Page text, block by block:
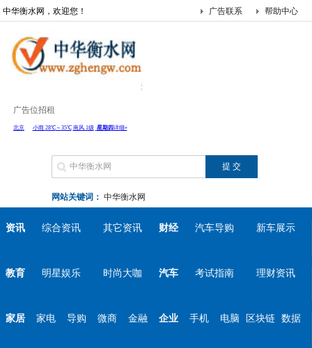
中华衡水网，欢迎您！ 帮助中心
广告联系
广告位招租
网站关键词： 中华衡水网
资讯 综合资讯 其它资讯 财经 汽车导购 新车展示
教育 明星娱乐 时尚大咖 汽车 考试指南 理财资讯
家居 家电 导购 微商 金融 企业 手机 电脑 区块链 数据